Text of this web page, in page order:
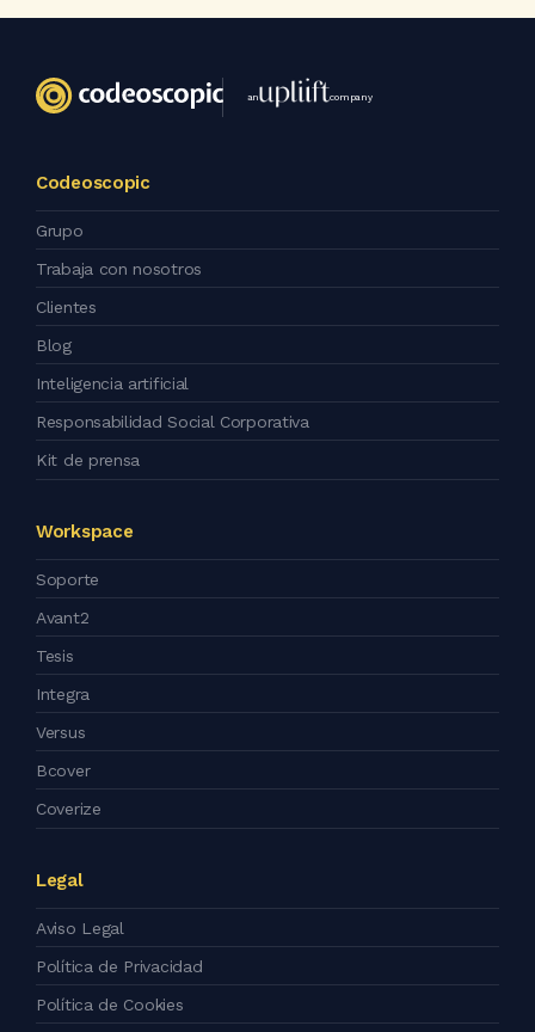
an company
Codeoscopic
Grupo
Trabaja con nosotros
Clientes
Blog
Inteligencia artificial
Responsabilidad Social Corporativa
Kit de prensa
Workspace
Soporte
Avant2
Tesis
Integra
Versus
Bcover
Coverize
Legal
Aviso Legal
Política de Privacidad
Política de Cookies